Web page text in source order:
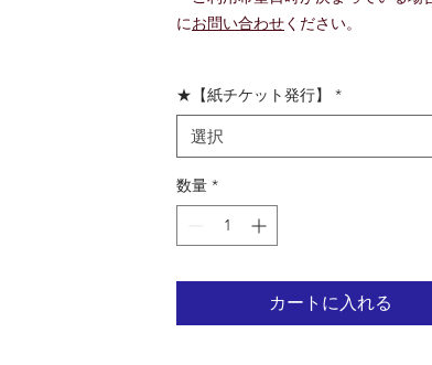
にお問い合わせください。
★【紙チケット発行】 *
選択
数量 *
カートに入れる